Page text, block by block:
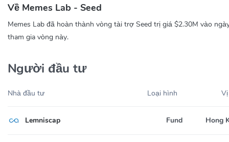
Về Memes Lab - Seed
Memes Lab đã hoàn thành vòng tài trợ Seed trị giá $2.30M vào
tham gia vòng này.
Người đầu tư
Nhà đầu tư Loại hình
Lemniscap Fund Hong